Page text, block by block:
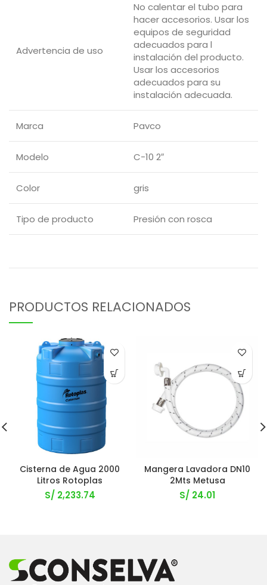
Advertencia de uso
No calentar el tubo para
hacer accesorios. Usar los
equipos de seguridad
adecuados para l
instalación del producto.
Usar los accesorios
adecuados para su
instalación adecuada.
Marca Pavco
Modelo C-10 2″
Color gris
Tipo de producto Presión con rosca
PRODUCTOS RELACIONADOS
Cisterna de Agua 2000
Litros Rotoplas
S/ 2,233.74
Mangera Lavadora DN10
2Mts Metusa
S/ 24.01